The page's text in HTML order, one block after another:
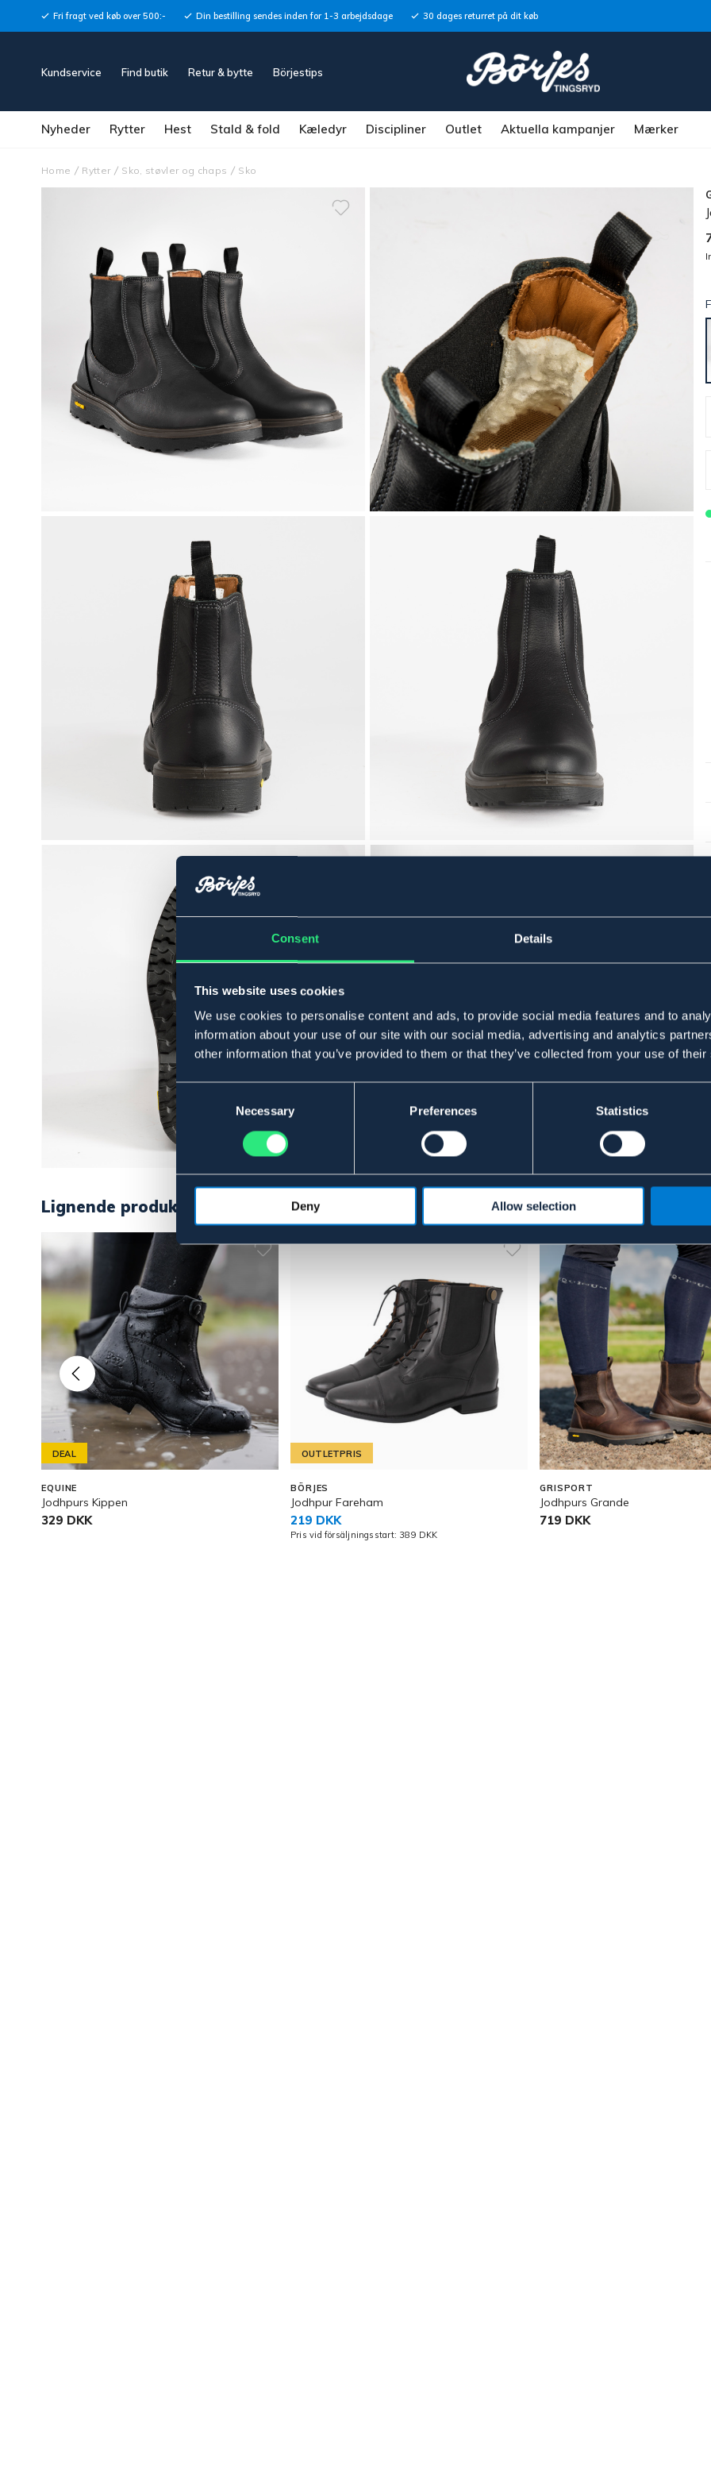
Consent Details
This website uses cookies
We use cookies to personalise content and ads, to provide social media features and to
information about your use of our site with our social media, advertising and analytics
other information that you’ve provided to them or that they’ve collected from your use of
Consent
Selection
Necessary Preferences Statistics
Deny Allow selection
Fri fragt ved køb over 500:- Din bestilling sendes inden for 1-3 arbejdsdage 30 dages returret på dit køb
Kundservice Find butik Retur & bytte Börjestips
Nyheder Rytter Hest Stald & fold Kæledyr Discipliner Outlet Aktuella kampanjer Mærker
Home Rytter Sko, støvler og chaps Sko
Lignende produkter
DEAL
EQUINE
Jodhpurs Kippen
329 DKK
OUTLETPRIS
BÖRJES
Jodhpur Fareham
219 DKK
Pris vid försäljningsstart: 389 DKK
GRISPORT
Jodhpurs Grande
719 DKK